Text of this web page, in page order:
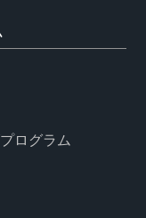
ログラム